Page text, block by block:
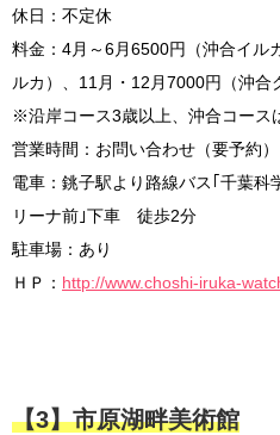
休日：不定休
料金：4月～6月6500円（沖合イル
ルカ）、11月・12月7000円（沖合
※沿岸コース3歳以上、沖合コース
営業時間：お問い合わせ（要予約）
電車：銚子駅より路線バス｢千葉科
リーナ前｣下車 徒歩2分
駐車場：あり
ＨＰ： http://www.choshi-iruka-
【3】市原湖畔美術館